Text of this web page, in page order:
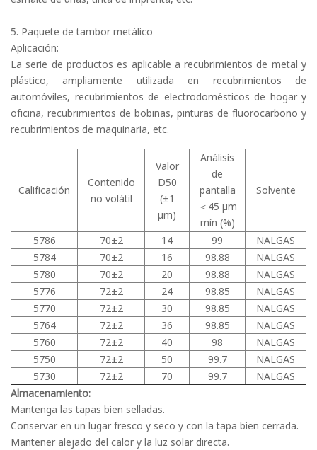
5. Paquete de tambor metálico
Aplicación:
La serie de productos es aplicable a recubrimientos de metal y
plástico, ampliamente utilizada en recubrimientos de
automóviles, recubrimientos de electrodomésticos de hogar y
oficina, recubrimientos de bobinas, pinturas de fluorocarbono y
recubrimientos de maquinaria, etc.
Calificación
Contenido
no volátil
Valor
D50
(±1
μm)
Análisis
de
pantalla
＜45 μm
mín (%)
Solvente
5786 70±2 14 99
NALGAS
5784
70±2 16 98.88
NALGAS
5780
70±2 20 98.88
NALGAS
5776
72±2 24 98.85
NALGAS
5770
72±2 30 98.85
NALGAS
5764
72±2 36 98.85
NALGAS
5760
72±2 40 98
NALGAS
5750
72±2 50 99.7
NALGAS
5730
72±2 70 99.7
NALGAS
Almacenamiento:
Mantenga las tapas bien selladas.
Conservar en un lugar fresco y seco y con la tapa bien cerrada.
Mantener alejado del calor y la luz solar directa.